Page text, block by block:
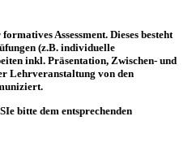
Assessment. Dieses besteht
(z.B. individuelle
inkl. Präsentation, Zwischen- und
Lehrveranstaltung von den
bitte dem entsprechenden